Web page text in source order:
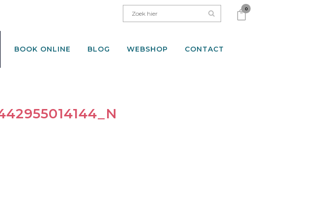
0
BOOK ONLINE BLOG WEBSHOP CONTACT